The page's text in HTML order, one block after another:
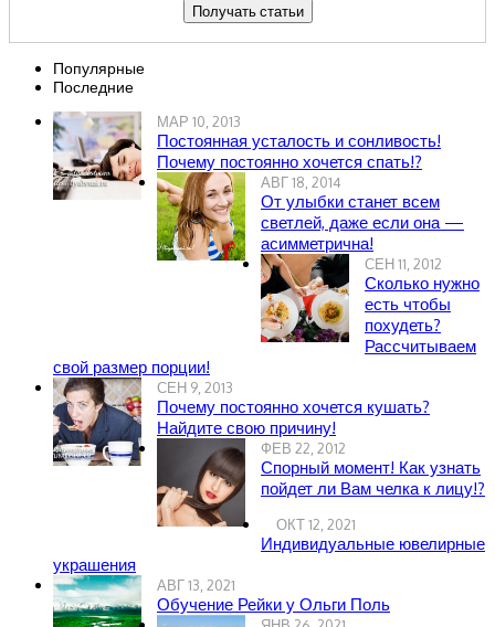
Популярные
Последние
МАР 10, 2013
Постоянная усталость и сонливость!
Почему постоянно хочется спать!?
АВГ 18, 2014
От улыбки станет всем
светлей, даже если она —
асимметрична!
СЕН 11, 2012
Сколько нужно
есть чтобы
похудеть?
Рассчитываем
свой размер порции!
СЕН 9, 2013
Почему постоянно хочется кушать?
Найдите свою причину!
ФЕВ 22, 2012
Спорный момент! Как узнать
пойдет ли Вам челка к лицу!?
ОКТ 12, 2021
Индивидуальные ювелирные
украшения
АВГ 13, 2021
Обучение Рейки у Ольги Поль